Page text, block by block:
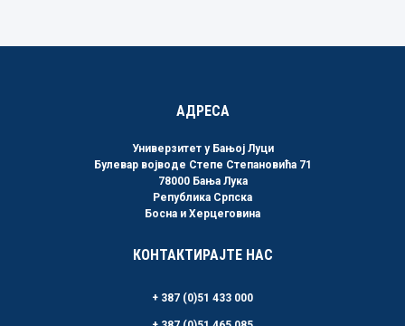
АДРЕСА
Универзитет у Бањој Луци
Булевар војводе Степе Степановића 71
78000 Бања Лука
Република Српска
Босна и Херцеговина
КОНТАКТИРАЈТЕ НАС
+ 387 (0)51 433 000